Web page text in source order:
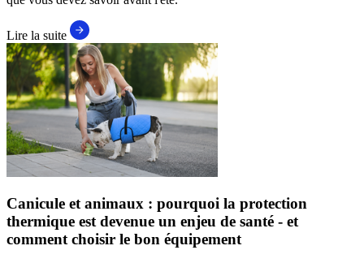
Lire la suite
Canicule et animaux : pourquoi la protection
thermique est devenue un enjeu de santé - et
comment choisir le bon équipement